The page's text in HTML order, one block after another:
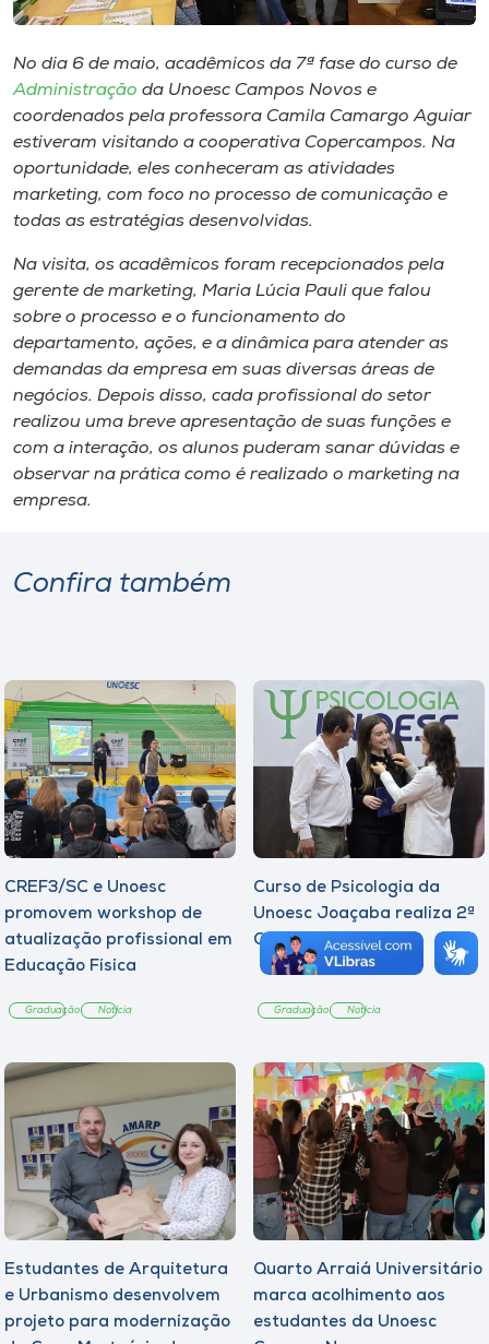
Selecione
A+
A-
No dia 6 de maio, acadêmicos da 7ª fase do curso de
Administração da Unoesc Campos Novos e
coordenados pela professora Camila Camargo Aguiar
estiveram visitando a cooperativa Copercampos. Na
oportunidade, eles conheceram as atividades
marketing, com foco no processo de comunicação e
todas as estratégias desenvolvidas.
Na visita, os acadêmicos foram recepcionados pela
gerente de marketing, Maria Lúcia Pauli que falou
sobre o processo e o funcionamento do
departamento, ações, e a dinâmica para atender as
demandas da empresa em suas diversas áreas de
negócios. Depois disso, cada profissional do setor
realizou uma breve apresentação de suas funções e
com a interação, os alunos puderam sanar dúvidas e
observar na prática como é realizado o marketing na
empresa.
Confira também
CREF3/SC e Unoesc
promovem workshop de
atualização profissional em
Educação Física
Graduação Notícia
Curso de Psicologia da
Unoesc Joaçaba realiza 2ª
Cerimônia do Botton
Graduação Notícia
Estudantes de Arquitetura
e Urbanismo desenvolvem
projeto para modernização
Quarto Arraiá Universitário
marca acolhimento aos
estudantes da Unoesc